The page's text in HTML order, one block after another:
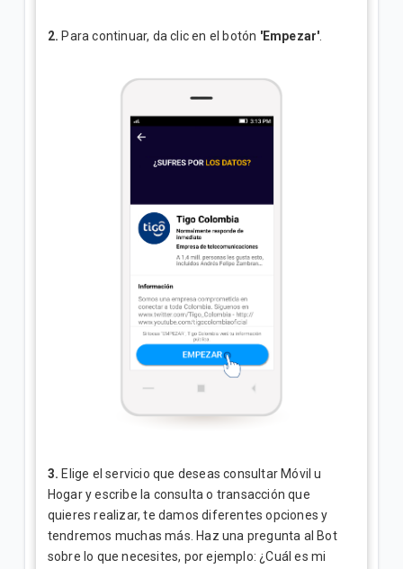
2. Para continuar, da clic en el botón 'Empezar'
3. Elige el servicio que deseas consultar Móvil u
Hogar y escribe la consulta o transacción que
quieres realizar, te damos diferentes opciones y
tendremos muchas más. Haz una pregunta al Bot
sobre lo que necesites, por ejemplo: ¿Cuál es mi